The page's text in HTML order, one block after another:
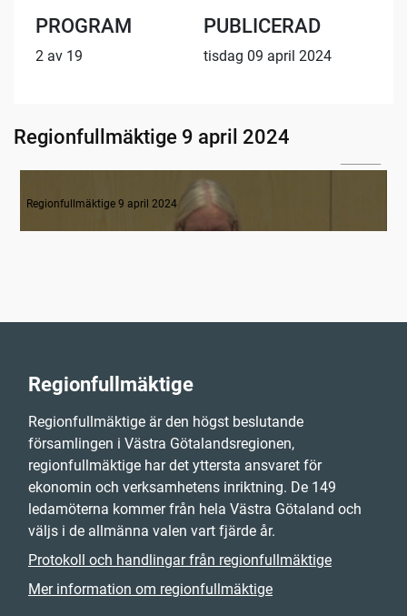
PROGRAM
2 av 19
PUBLICERAD
tisdag 09 april 2024
Regionfullmäktige 9 april 2024
Regionfullmäktige 9 april 2024
Regionfullmäktige
Regionfullmäktige är den högst beslutande
församlingen i Västra Götalandsregionen,
regionfullmäktige har det yttersta ansvaret för
ekonomin och verksamhetens inriktning. De 149
ledamöterna kommer från hela Västra Götaland och
väljs i de allmänna valen vart fjärde år.
Protokoll och handlingar från regionfullmäktige
Mer information om regionfullmäktige